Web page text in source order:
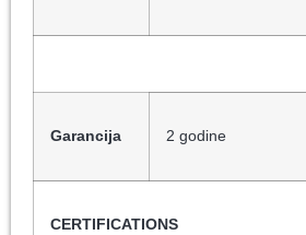
Garancija 2 godine
CERTIFICATIONS